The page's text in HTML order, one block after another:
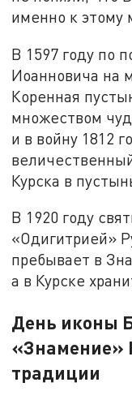
именно к этому
В 1597 году по
Иоанновича на
Коренная
множеством
и в войну 1812
Курска в
В 1920 году
«Одигитрией»
пребывает в
а в Курске
День иконы
«Знамение»
традиции